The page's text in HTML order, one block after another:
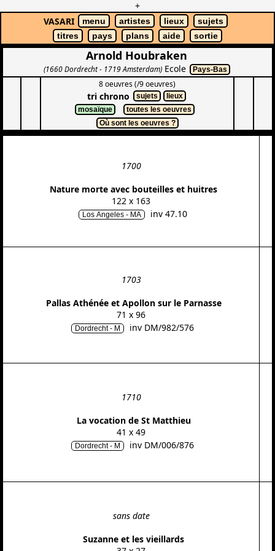
+
VASARI
menu artistes lieux
sujets
titres
pays plans aide sortie
Arnold Houbraken
(1660 Dordrecht - 1719 Amsterdam) Ecole Pays-Bas
8 oeuvres (/9 oeuvres)
tri chrono sujets
lieux
mosaïque
toutes les oeuvres
Où sont les oeuvres ?
1700
Nature morte avec bouteilles et huitres
122 x 163
Los Angeles - MA inv 47.10
1703
Pallas Athénée et Apollon sur le Parnasse
71 x 96
Dordrecht - M inv DM/982/576
1710
La vocation de St Matthieu
41 x 49
Dordrecht - M inv DM/006/876
sans date
Suzanne et les vieillards